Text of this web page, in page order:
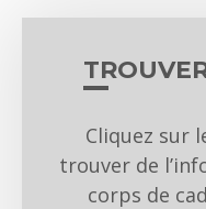
Cliquez sur
trouver de
corps de